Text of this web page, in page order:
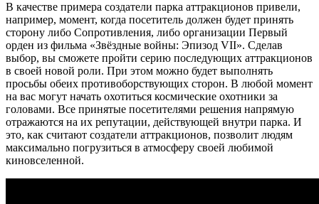
В качестве примера создатели парка аттракционов привели,
например, момент, когда посетитель должен будет принять
сторону либо Сопротивления, либо организации Первый
орден из фильма «Звёздные войны: Эпизод VII». Сделав
выбор, вы сможете пройти серию последующих аттракционов
в своей новой роли. При этом можно будет выполнять
просьбы обеих противоборствующих сторон. В любой момент
на вас могут начать охотиться космические охотники за
головами. Все принятые посетителями решения напрямую
отражаются на их репутации, действующей внутри парка. И
это, как считают создатели аттракционов, позволит людям
максимально погрузиться в атмосферу своей любимой
киновселенной.